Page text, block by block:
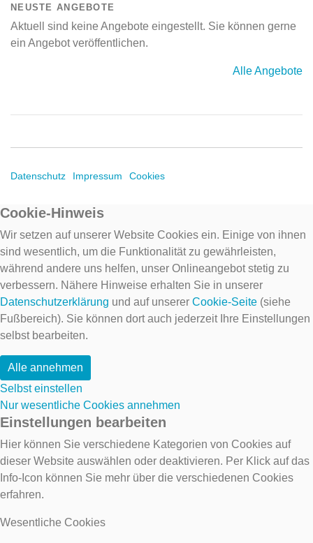
NEUSTE ANGEBOTE
Aktuell sind keine Angebote eingestellt. Sie können gerne
ein Angebot veröffentlichen.
Alle Angebote
Datenschutz Impressum Cookies
Cookie-Hinweis
Wir setzen auf unserer Website Cookies ein. Einige von ihnen
sind wesentlich, um die Funktionalität zu gewährleisten,
während andere uns helfen, unser Onlineangebot stetig zu
verbessern. Nähere Hinweise erhalten Sie in unserer
Datenschutzerklärung und auf unserer Cookie-Seite (siehe
Fußbereich). Sie können dort auch jederzeit Ihre Einstellungen
selbst bearbeiten.
Alle annehmen
Selbst einstellen
Nur wesentliche Cookies annehmen
Einstellungen bearbeiten
Hier können Sie verschiedene Kategorien von Cookies auf
dieser Website auswählen oder deaktivieren. Per Klick auf das
Info-Icon können Sie mehr über die verschiedenen Cookies
erfahren.
Wesentliche Cookies